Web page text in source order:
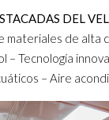
DEL
materiales de alta
– Tecnología
– Aire